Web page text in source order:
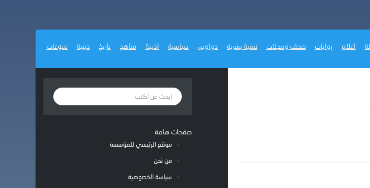
اعلام روايات صحف ومجلات تنمية بشرية دواوين سياسية ادبية مناهج تاريخ دينية منوعات
صفحات هامة
موقع الرئيسي للمؤسسة
من نحن
سياسة الخصوصية